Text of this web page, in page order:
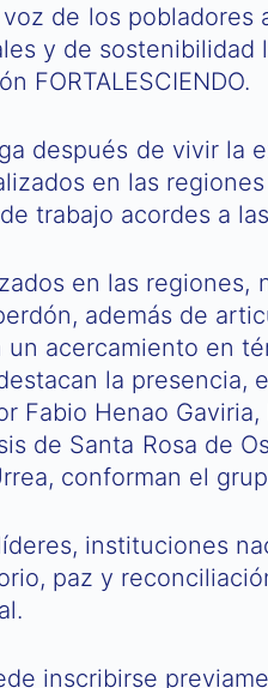
de los
y de
FORTALESCIENDO.
después de vivir la
en las
trabajo acordes a
en las
además de
acercamiento en
la presencia,
Fabio Henao
de Santa Rosa de
conforman el
instituciones
paz y
inscribirse